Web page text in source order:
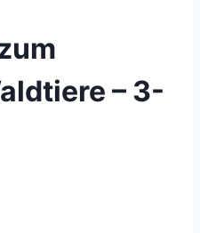
– 3-